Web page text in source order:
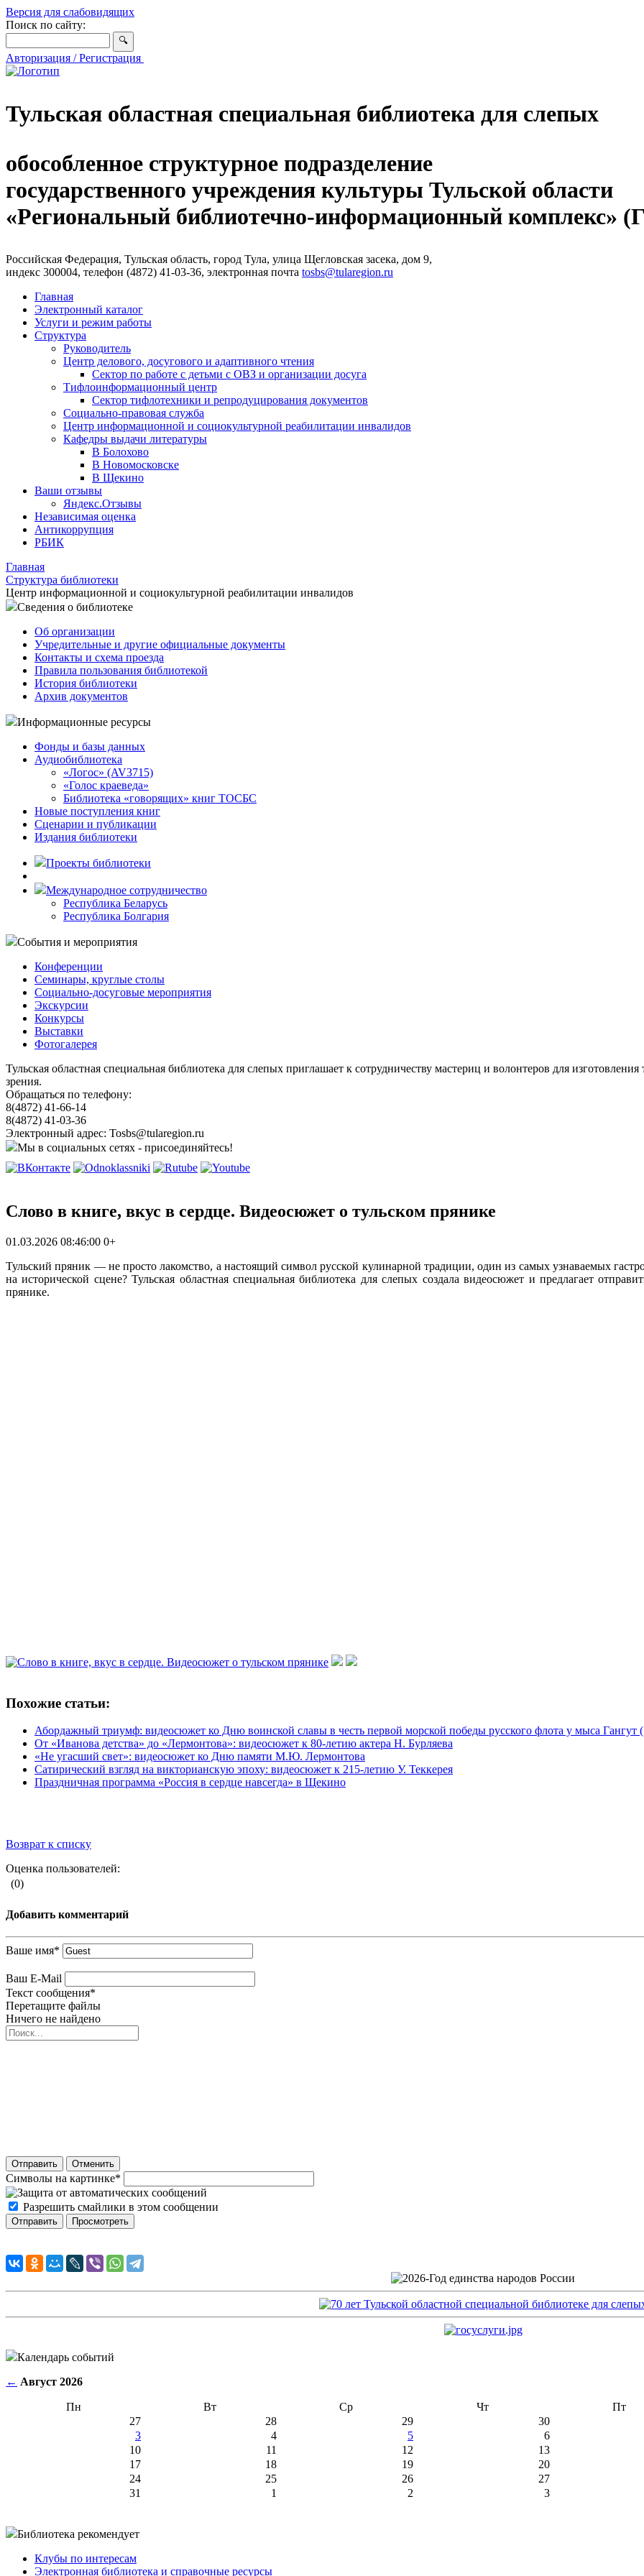
Версия для слабовидящих
Поиск по сайту:
Авторизация / Регистрация
Тульская областная специальная библиотека для слепых
обособленное структурное подразделение
государственного учреждения культуры Тульской области
«Региональный библиотечно-информационный
Российская Федерация, Тульская область, город Тула, улица Щегловская засека, дом 9,
индекс 300004, телефон (4872) 41-03-36, электронная почта tosbs@tularegion.ru
Главная
Электронный каталог
Услуги и режим работы
Структура
Руководитель
Центр делового, досугового и адаптивного чтения
Сектор по работе с детьми с ОВЗ и организации досуга
Тифлоинформационный центр
Сектор тифлотехники и репродуцирования документов
Социально-правовая служба
Центр информационной и социокультурной реабилитации инвалидов
Кафедры выдачи литературы
В Болохово
В Новомосковске
В Щекино
Ваши отзывы
Яндекс.Отзывы
Независимая оценка
Антикоррупция
РБИК
Главная
Структура библиотеки
Центр информационной и социокультурной реабилитации инвалидов
Сведения о библиотеке
Об организации
Учредительные и другие официальные документы
Контакты и схема проезда
Правила пользования библиотекой
История библиотеки
Архив документов
Информационные ресурсы
Фонды и базы данных
Аудиобиблиотека
«Логос» (AV3715)
«Голос краеведа»
Библиотека «говорящих» книг ТОСБС
Новые поступления книг
Сценарии и публикации
Издания библиотеки
Проекты библиотеки
Международное сотрудничество
Республика Беларусь
Республика Болгария
События и мероприятия
Конференции
Семинары, круглые столы
Социально-досуговые мероприятия
Экскурсии
Конкурсы
Выставки
Фотогалерея
Тульская областная специальная библиотека для слепых приглашает к сотрудничеству мастериц и волонтеров для
зрения.
Обращаться по телефону:
8(4872) 41-66-14
8(4872) 41-03-36
Электронный адрес: Tosbs@tularegion.ru
Мы в социальных сетях - присоединяйтесь!
Слово в книге, вкус в сердце. Видеосюжет о тульском прянике
01.03.2026 08:46:00 0+
Тульский пряник — не просто лакомство, а настоящий символ русской кулинарной традиции, один из самых узнаваемых
на исторической сцене? Тульская областная специальная библиотека для слепых создала видеосюжет и предлагает
прянике.
Похожие статьи:
Абордажный триумф: видеосюжет ко Дню воинской славы в честь первой морской победы русского флота у мыса Гангут
От «Иванова детства» до «Лермонтова»: видеосюжет к 80-летию актера Н. Бурляева
«Не угасший свет»: видеосюжет ко Дню памяти М.Ю. Лермонтова
Сатирический взгляд на викторианскую эпоху: видеосюжет к 215-летию У. Теккерея
Праздничная программа «Россия в сердце навсегда» в Щекино
Возврат к списку
Оценка пользователей:
(0)
Добавить комментарий
Ваше имя*
Ваш E-Mail
Текст сообщения*
Перетащите файлы
Ничего не найдено
Отправить Отменить
Символы на картинке*
Разрешить смайлики в этом сообщении
Календарь событий
← Август 2026
Пн Вт Ср Чт Пт
27
28 29 30
3
4 5 6
10
11 12 13
17
18 19 20
24
25 26 27
31
1 2 3
Библиотека рекомендует
Клубы по интересам
Электронная библиотека и справочные ресурсы